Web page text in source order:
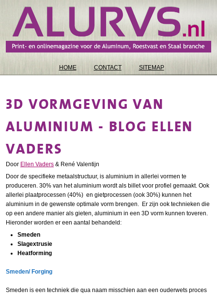
HOME CONTACT SITEMAP
3D VORMGEVING VAN
ALUMINIUM - BLOG ELLEN
VADERS
Door Ellen Vaders & René Valentijn
Door de specifieke metaalstructuur, is aluminium in allerlei vormen te
produceren. 30% van het aluminium wordt als billet voor profiel gemaakt. Ook
allerlei plaatprocessen (40%) en gietprocessen (ook 30%) kunnen het
aluminium in de gewenste optimale vorm brengen. Er zijn ook technieken die
op een andere manier als gieten, aluminium in een 3D vorm kunnen toveren.
Hieronder worden er een aantal behandeld:
Smeden
Slagextrusie
Heatforming
Smeden/ Forging
Smeden is een techniek die qua naam misschien aan een ouderwets proces